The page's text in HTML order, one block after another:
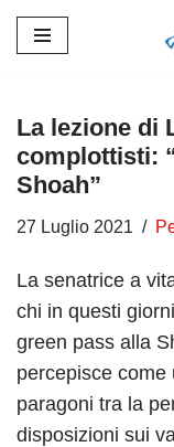
contenuto
La lezione di
complottisti:
Shoah”
27 Luglio 2021
La senatrice a
chi in questi
green pass alla
percepisce come
paragoni tra la
disposizioni sui